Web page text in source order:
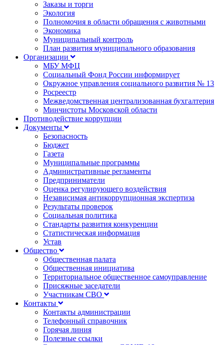
Заказы и торги
Экология
Полномочия в области обращения с животными
Экономика
Муниципальный контроль
План развития муниципального образования
Организации
МБУ МФЦ
Социальный Фонд России информирует
Окружное управления социального развития № 13
Росреестр
Межведомственная централизованная бухгалтерия
Минчистоты Московской области
Противодействие коррупции
Документы
Безопасность
Бюджет
Газета
Муниципальные программы
Административные регламенты
Предприниматели
Оценка регулирующего воздействия
Независимая антикоррупционная экспертиза
Результаты проверок
Социальная политика
Стандарты развития конкуренции
Статистическая информация
Устав
Общество
Общественная палата
Общественная инициатива
Территориальное общественное самоуправление
Присяжные заседатели
Участникам СВО
Контакты
Контакты администрации
Телефонный справочник
Горячая линия
Полезные ссылки